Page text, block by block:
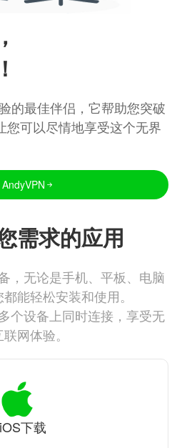
的最佳伴侣，它帮助您突破
您可以尽情地享受这个无界
需求的应用
，无论是手机、平板、电脑
能轻松安装和使用。
个设备上同时连接，享受无
网体验。
iOS下载